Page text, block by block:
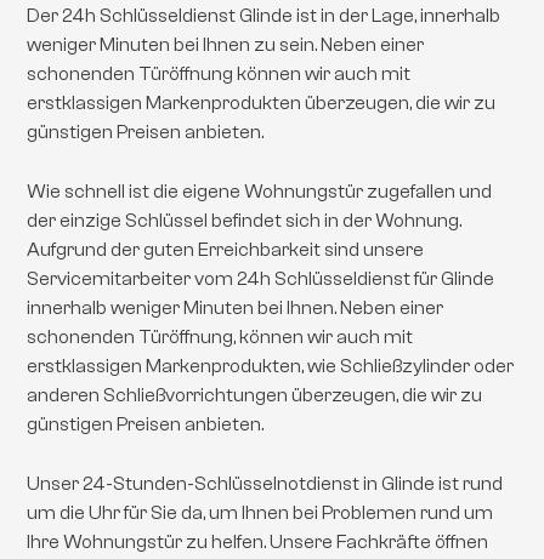
Der 24h Schlüsseldienst Glinde ist in der Lage, innerhalb
weniger Minuten bei Ihnen zu sein. Neben einer
schonenden Türöffnung können wir auch mit
erstklassigen Markenprodukten überzeugen, die wir zu
günstigen Preisen anbieten.
Wie schnell ist die eigene Wohnungstür zugefallen und
der einzige Schlüssel befindet sich in der Wohnung.
Aufgrund der guten Erreichbarkeit sind unsere
Servicemitarbeiter vom 24h Schlüsseldienst für Glinde
innerhalb weniger Minuten bei Ihnen. Neben einer
schonenden Türöffnung, können wir auch mit
erstklassigen Markenprodukten, wie Schließzylinder oder
anderen Schließvorrichtungen überzeugen, die wir zu
günstigen Preisen anbieten.
Unser 24-Stunden-Schlüsselnotdienst in Glinde ist rund
um die Uhr für Sie da, um Ihnen bei Problemen rund um
Ihre Wohnungstür zu helfen. Unsere Fachkräfte öffnen